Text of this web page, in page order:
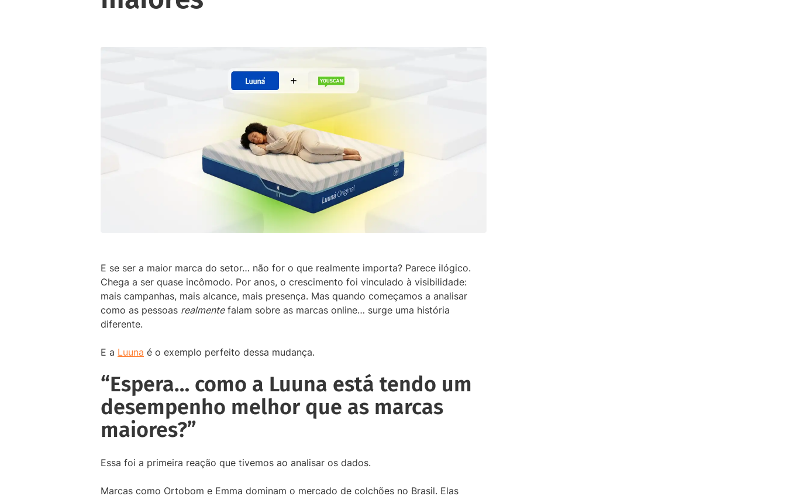
Descubra vozes influentes sem esforço
para se conectar melhor com seu público.
Saiba mais
E se ser a maior marca do setor… não for o que realmente importa? Parece ilógico.
Chega a ser quase incômodo. Por anos, o crescimento foi vinculado à visibilidade:
mais campanhas, mais alcance, mais presença. Mas quando começamos a analisar
como as pessoas realmentefalam sobre as marcas online… surge uma história
diferente.
E a Luuna é o exemplo perfeito dessa mudança.
“Espera… como a Luuna está tendo um
desempenho melhor que as marcas
maiores?”
Essa foi a primeira reação que tivemos ao analisar os dados.
Marcas como Ortobom e Emma dominam o mercado de colchões no Brasil. Elas